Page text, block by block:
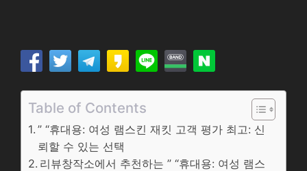
Table of Contents
” “휴대용: 여성 램스킨 재킷 고객 평가 최고: 신
뢰할 수 있는 선택
리뷰창작소에서 추천하는 ” “휴대용: 여성 램스